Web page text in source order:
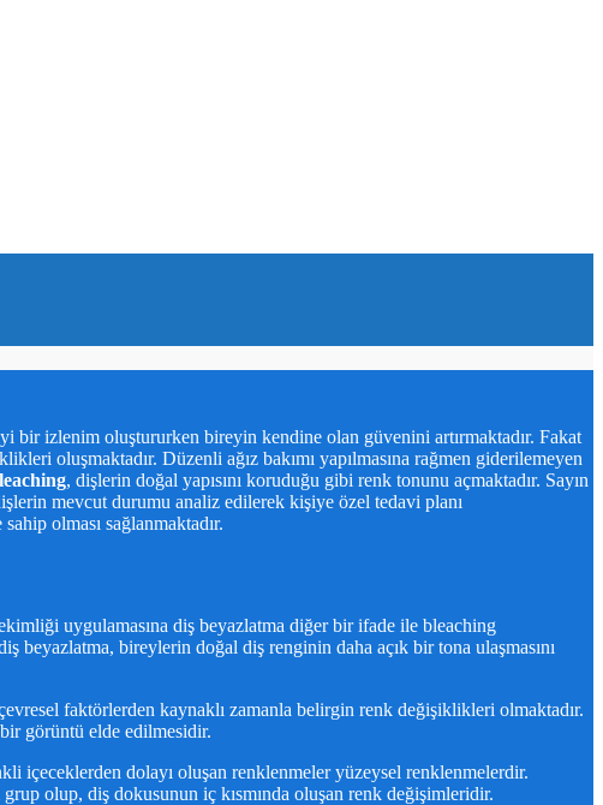
bir izlenim oluştururken bireyin kendine olan güvenini artırmaktadır. Fakat
oluşmaktadır. Düzenli ağız bakımı yapılmasına rağmen giderilemeyen
, dişlerin doğal yapısını koruduğu gibi renk tonunu açmaktadır. Sayın
mevcut durumu analiz edilerek kişiye özel tedavi planı
olması sağlanmaktadır.
uygulamasına diş beyazlatma diğer bir ifade ile bleaching
beyazlatma, bireylerin doğal diş renginin daha açık bir tona ulaşmasını
faktörlerden kaynaklı zamanla belirgin renk değişiklikleri olmaktadır.
görüntü elde edilmesidir.
içeceklerden dolayı oluşan renklenmeler yüzeysel renklenmelerdir.
olup, diş dokusunun iç kısmında oluşan renk değişimleridir.